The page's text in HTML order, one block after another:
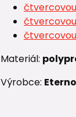
Materiál:
Výrobce: